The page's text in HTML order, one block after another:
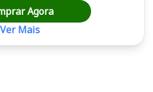
Agora
Ver Mais